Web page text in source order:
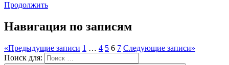
Продолжить
Навигация по записям
«Предыдущие записи 1 … 4 5 6 7 Следующие записи»
Поиск для: